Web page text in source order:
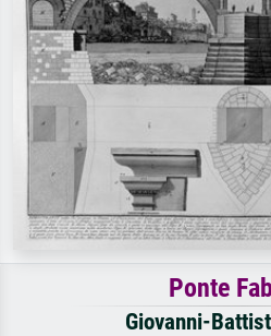
nudo.
Ponte
Giovanni-